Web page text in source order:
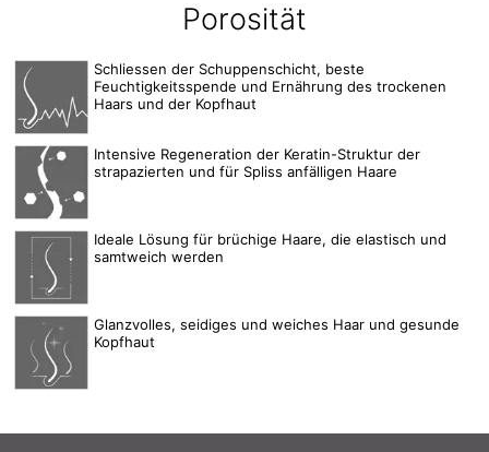
Porosität
Schliessen der Schuppenschicht, beste
Feuchtigkeitsspende und Ernährung des trockenen
Haars und der Kopfhaut
Intensive Regeneration der Keratin-Struktur der
strapazierten und für Spliss anfälligen Haare
Ideale Lösung für brüchige Haare, die elastisch und
samtweich werden
Glanzvolles, seidiges und weiches Haar und gesunde
Kopfhaut